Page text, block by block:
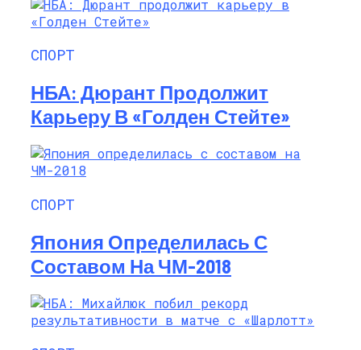
СПОРТ
НБА: Дюрант Продолжит
Карьеру В «Голден Стейте»
СПОРТ
Япония Определилась С
Составом На ЧМ-2018